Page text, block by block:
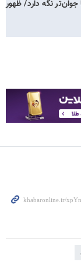
نگه دارد/ ظهور